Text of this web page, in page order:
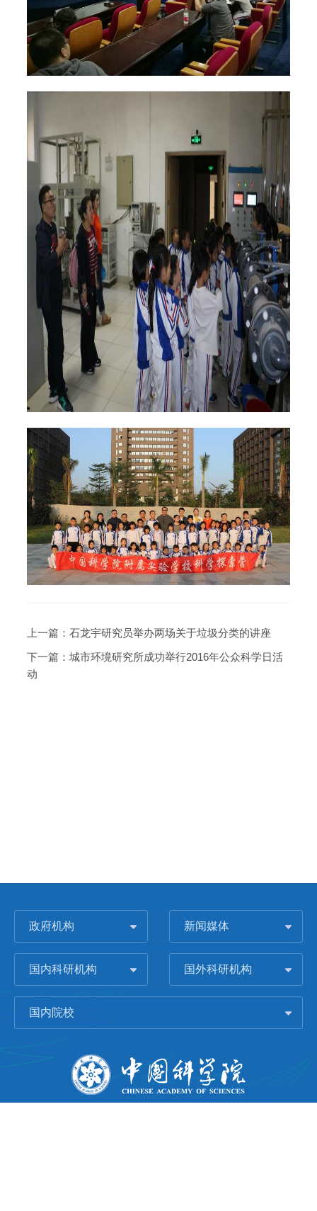
上一篇： 石龙宇研究员举办两场关于垃圾分类的讲座
下一篇： 城市环境研究所成功举行2016年公众科学日活
动
政府机构 新闻媒体
国内科研机构 国外科研机构
国内院校